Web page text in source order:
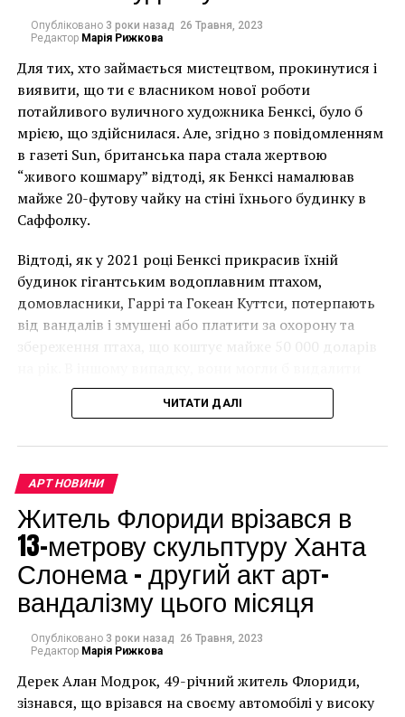
пожар, не пощадивший ни лес, ни деревянные
скульптуры Бруно Торфса. Приблизительно 60%
экспонатов все-таки удалось спасти, но остальные
были беспощадно уничтожены огнем.
В настоящее время Бруно работает над
восстановлением своего сказочного сада, который
вновь открыт для посетителей
и круглогодично привлекает в крохотный городок
тысячи туристов со всего мира.
Опубліковано 3 роки назад 26 Травня, 2023
Редактор Марія Рижкова
Для тих, хто займається мистецтвом, прокинутися і
виявити, що ти є власником нової роботи
потайливого вуличного художника Бенксі, було б
мрією, що здійснилася. Але, згідно з повідомленням
в газеті Sun, британська пара стала жертвою
“живого кошмару” відтоді, як Бенксі намалював
майже 20-футову чайку на стіні їхнього будинку в
Саффолку.
Відтоді, як у 2021 році Бенксі прикрасив їхній
будинок гігантським водоплавним птахом,
домовласники, Гаррі та Гокеан Куттси, потерпають
від вандалів і змушені або платити за охорону та
збереження птаха, що коштує майже 50 000 доларів
мурал, що може коштувати до чверті мільйона
доларів.
Чоловік позує під макетом чайки, яка ось-ось
ЧИТАТИ ДАЛІ
АРТ НОВИНИ
Житель Флориди врізався в
13-метрову скульптуру Ханта
Слонема – другий акт арт-
вандалізму цього місяця
Опубліковано 3 роки назад 26 Травня, 2023
Редактор Марія Рижкова
Дерек Алан Модрок, 49-річний житель Флориди,
зізнався, що врізався на своєму автомобілі у високу